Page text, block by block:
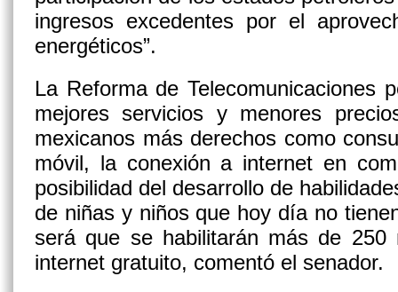
ingresos excedentes por el
energéticos”.
La Reforma de Telecomunicaciones
mejores servicios y menores
mexicanos más derechos como
móvil, la conexión a internet en
posibilidad del desarrollo de
de niñas y niños que hoy día no
será que se habilitarán más de 250
internet gratuito, comentó el senador.